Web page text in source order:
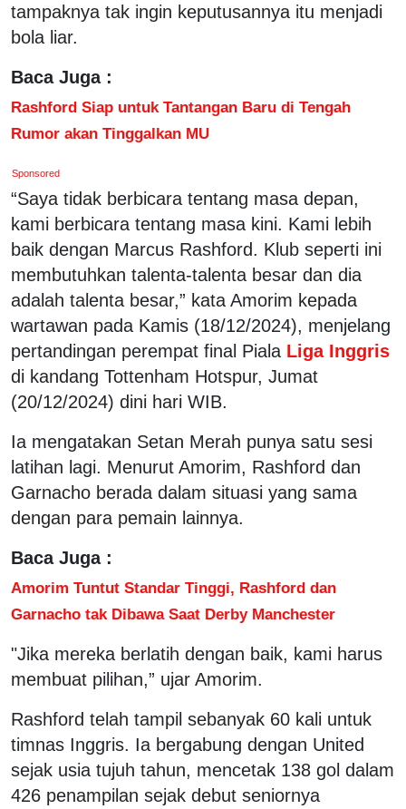
tampaknya tak ingin keputusannya itu menjadi
bola liar.
Baca Juga :
Rashford Siap untuk Tantangan Baru di Tengah
Rumor akan Tinggalkan MU
Sponsored
“Saya tidak berbicara tentang masa depan,
kami berbicara tentang masa kini. Kami lebih
baik dengan Marcus Rashford. Klub seperti ini
membutuhkan talenta-talenta besar dan dia
adalah talenta besar,” kata Amorim kepada
wartawan pada Kamis (18/12/2024), menjelang
pertandingan perempat final Piala Liga Inggris
di kandang Tottenham Hotspur, Jumat
(20/12/2024) dini hari WIB.
Ia mengatakan Setan Merah punya satu sesi
latihan lagi. Menurut Amorim, Rashford dan
Garnacho berada dalam situasi yang sama
dengan para pemain lainnya.
Baca Juga :
Amorim Tuntut Standar Tinggi, Rashford dan
Garnacho tak Dibawa Saat Derby Manchester
"Jika mereka berlatih dengan baik, kami harus
membuat pilihan,” ujar Amorim.
Rashford telah tampil sebanyak 60 kali untuk
timnas Inggris. Ia bergabung dengan United
sejak usia tujuh tahun, mencetak 138 gol dalam
426 penampilan sejak debut seniornya